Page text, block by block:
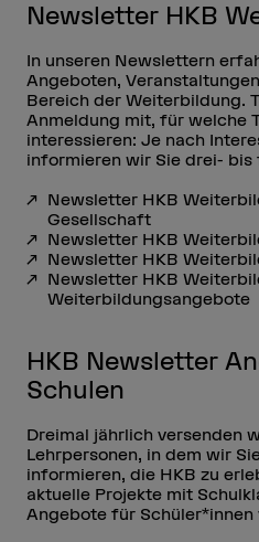
Newsletter HKB
In unseren Newslettern
Angeboten,
Bereich der Weiterbildung.
Anmeldung mit, für welche
interessieren: Je nach
informieren wir Sie drei-
Newsletter HKB
Gesellschaft
Newsletter HKB
Newsletter HKB
Newsletter HKB
Weiterbildungsangebote
HKB Newsletter
Schulen
Dreimal jährlich versenden
Lehrpersonen, in dem wir
informieren, die HKB zu
aktuelle Projekte mit
Angebote für Schüler*innen